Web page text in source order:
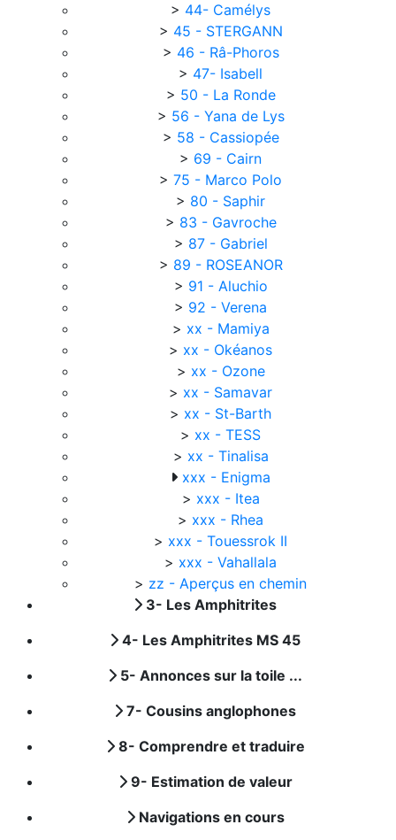
> 44- Camélys
> 45 - STERGANN
> 46 - Râ-Phoros
> 47- Isabell
> 50 - La Ronde
> 56 - Yana de Lys
> 58 - Cassiopée
> 69 - Cairn
> 75 - Marco Polo
> 80 - Saphir
> 83 - Gavroche
> 87 - Gabriel
> 89 - ROSEANOR
> 91 - Aluchio
> 92 - Verena
> xx - Mamiya
> xx - Okéanos
> xx - Ozone
> xx - Samavar
> xx - St-Barth
> xx - TESS
> xx - Tinalisa
xxx - Enigma
> xxx - Itea
> xxx - Rhea
> xxx - Touessrok II
> xxx - Vahallala
> zz - Aperçus en chemin
3- Les Amphitrites
4- Les Amphitrites MS 45
5- Annonces sur la toile ...
7- Cousins anglophones
8- Comprendre et traduire
9- Estimation de valeur
Navigations en cours